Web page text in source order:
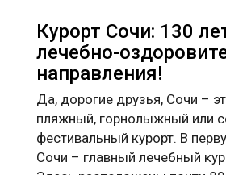
Курорт Сочи: 130
лечебно-
направления!
Да, дорогие друзья, Сочи –
пляжный, горнолыжный или
фестивальный курорт. В
Сочи – главный лечебный